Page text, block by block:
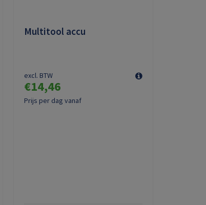
Multitool accu
Prijs per dag vanaf
€14,46
excl. BTW